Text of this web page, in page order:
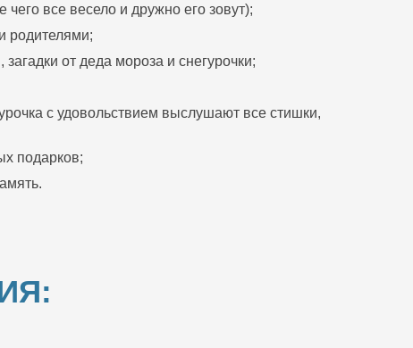
все весело и дружно его зовут);
родителями;
от деда мороза и снегурочки;
с удовольствием выслушают все стишки,
подарков;